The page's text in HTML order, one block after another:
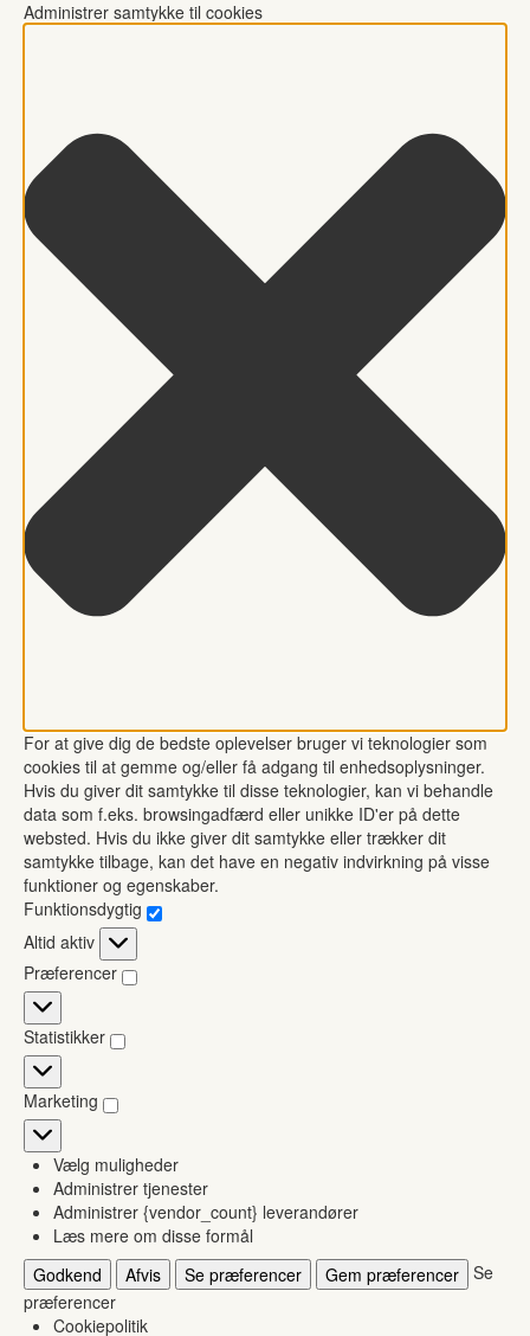
Administrer samtykke til cookies
For at give dig de bedste oplevelser bruger vi teknologier som
cookies til at gemme og/eller få adgang til enhedsoplysninger.
Hvis du giver dit samtykke til disse teknologier, kan vi behandle
data som f.eks. browsingadfærd eller unikke ID'er på dette
websted. Hvis du ikke giver dit samtykke eller trækker dit
samtykke tilbage, kan det have en negativ indvirkning på visse
funktioner og egenskaber.
Funktionsdygtig
Funktionsdygtig
Altid aktiv
Præferencer
Præferencer
Statistikker
Statistikker
Marketing
Marketing
Vælg muligheder
Administrer tjenester
Administrer {vendor_count} leverandører
Læs mere om disse formål
Godkend
Afvis Se præferencer Gem præferencer Se
præferencer
Cookiepolitik